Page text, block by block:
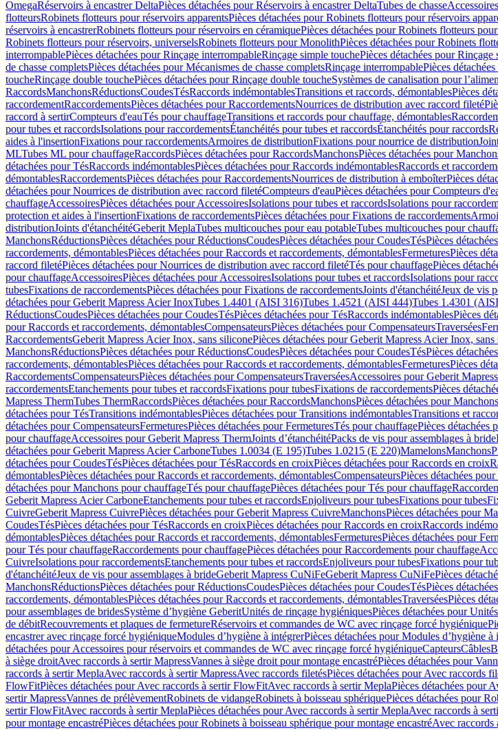
OmegaRéservoirs à encastrer DeltaPièces détachées pour Réservoirs à encastrer DeltaTubes de chasseAccessoires
flotteursRobinets flotteurs pour réservoirs apparentsPièces détachées pour Robinets flotteurs pour réservoirs
réservoirs à encastrerRobinets flotteurs pour réservoirs en céramiquePièces détachées pour Robinets flotteurs
Robinets flotteurs pour réservoirs, universelsRobinets flotteurs pour MonolithPièces détachées pour Robinets
interrompablePièces détachées pour Rinçage interrompableRinçage simple touchePièces détachées pour Rinçage
de chasse completsPièces détachées pour Mécanismes de chasse completsRinçage interrompablePièces
toucheRinçage double touchePièces détachées pour Rinçage double toucheSystèmes de canalisation pour
RaccordsManchonsRéductionsCoudesTésRaccords indémontablesTransitions et raccords, démontablesPièces
raccordementRaccordementsPièces détachées pour RaccordementsNourrices de distribution avec raccord fileté
raccord à sertirCompteurs d'eauTés pour chauffageTransitions et raccords pour chauffage, démontables
pour tubes et raccordsIsolations pour raccordementsÉtanchéités pour tubes et raccordsÉtanchéités pour raccords
aides à l'insertionFixations pour raccordementsArmoires de distributionFixations pour nourrice de distribution
MLTubes ML pour chauffageRaccordsPièces détachées pour RaccordsManchonsPièces détachées pour
détachées pour TésRaccords indémontablesPièces détachées pour Raccords indémontablesRaccords et
démontablesRaccordementsPièces détachées pour RaccordementsNourrices de distribution à emboîterPièces
détachées pour Nourrices de distribution avec raccord filetéCompteurs d'eauPièces détachées pour Compteurs
chauffageAccessoiresPièces détachées pour AccessoiresIsolations pour tubes et raccordsIsolations pour
protection et aides à l'insertionFixations de raccordementsPièces détachées pour Fixations de raccordements
distributionJoints d'étanchéitéGeberit MeplaTubes multicouches pour eau potableTubes multicouches pour
ManchonsRéductionsPièces détachées pour RéductionsCoudesPièces détachées pour CoudesTésPièces
raccordements, démontablesPièces détachées pour Raccords et raccordements, démontablesFermeturesPièces
raccord filetéPièces détachées pour Nourrices de distribution avec raccord filetéTés pour chauffagePièces
pour chauffageAccessoiresPièces détachées pour AccessoiresIsolations pour tubes et raccordsIsolations pour
tubesFixations de raccordementsPièces détachées pour Fixations de raccordementsJoints d'étanchéitéJeux de vis
détachées pour Geberit Mapress Acier InoxTubes 1.4401 (AISI 316)Tubes 1.4521 (AISI 444)Tubes 1.4301
RéductionsCoudesPièces détachées pour CoudesTésPièces détachées pour TésRaccords indémontablesPièces
pour Raccords et raccordements, démontablesCompensateursPièces détachées pour CompensateursTraversées
RaccordementsGeberit Mapress Acier Inox, sans siliconePièces détachées pour Geberit Mapress Acier Inox,
ManchonsRéductionsPièces détachées pour RéductionsCoudesPièces détachées pour CoudesTésPièces
raccordements, démontablesPièces détachées pour Raccords et raccordements, démontablesFermeturesPièces
RaccordementsCompensateursPièces détachées pour CompensateursTraverséesAccessoires pour Geberit
raccordementsEtanchements pour tubes et raccordsFixations pour tubesFixations de raccordementsPièces
Mapress ThermTubes ThermRaccordsPièces détachées pour RaccordsManchonsPièces détachées pour Manchons
détachées pour TésTransitions indémontablesPièces détachées pour Transitions indémontablesTransitions et
détachées pour CompensateursFermeturesPièces détachées pour FermeturesTés pour chauffagePièces détachées
pour chauffageAccessoires pour Geberit Mapress ThermJoints d’étanchéitéPacks de vis pour assemblages à bride
détachées pour Geberit Mapress Acier CarboneTubes 1.0034 (E 195)Tubes 1.0215 (E 220)MamelonsManchons
détachées pour CoudesTésPièces détachées pour TésRaccords en croixPièces détachées pour Raccords en croix
démontablesPièces détachées pour Raccords et raccordements, démontablesCompensateursPièces détachées
détachées pour Manchons pour chauffageTés pour chauffagePièces détachées pour Tés pour chauffage
Geberit Mapress Acier CarboneEtanchements pour tubes et raccordsEnjoliveurs pour tubesFixations pour tubes
CuivreGeberit Mapress CuivrePièces détachées pour Geberit Mapress CuivreManchonsPièces détachées pour
CoudesTésPièces détachées pour TésRaccords en croixPièces détachées pour Raccords en croixRaccords
démontablesPièces détachées pour Raccords et raccordements, démontablesFermeturesPièces détachées pour
pour Tés pour chauffageRaccordements pour chauffagePièces détachées pour Raccordements pour chauffage
CuivreIsolations pour raccordementsEtanchements pour tubes et raccordsEnjoliveurs pour tubesFixations pour
d'étanchéitéJeux de vis pour assemblages à brideGeberit Mapress CuNiFeGeberit Mapress CuNiFePièces
ManchonsRéductionsPièces détachées pour RéductionsCoudesPièces détachées pour CoudesTésPièces
raccordements, démontablesPièces détachées pour Raccords et raccordements, démontablesTraverséesPièces
pour assemblages de bridesSystème d’hygiène GeberitUnités de rinçage hygiéniquesPièces détachées pour
de débitRecouvrements et plaques de fermetureRéservoirs et commandes de WC avec rinçage forcé hygiénique
encastrer avec rinçage forcé hygiéniqueModules d’hygiène à intégrerPièces détachées pour Modules d’hygiène à
détachées pour Accessoires pour réservoirs et commandes de WC avec rinçage forcé hygiéniqueCapteursCâbles
à siège droitAvec raccords à sertir MapressVannes à siège droit pour montage encastréPièces détachées pour
raccords à sertir MeplaAvec raccords à sertir MapressAvec raccords filetésPièces détachées pour Avec raccords
FlowFitPièces détachées pour Avec raccords à sertir FlowFitAvec raccords à sertir MeplaPièces détachées pour
sertir MapressVannes de prélèvementRobinets de vidangeRobinets à boisseau sphériquePièces détachées pour
sertir FlowFitAvec raccords à sertir MeplaPièces détachées pour Avec raccords à sertir MeplaAvec raccords à
pour montage encastréPièces détachées pour Robinets à boisseau sphérique pour montage encastréAvec